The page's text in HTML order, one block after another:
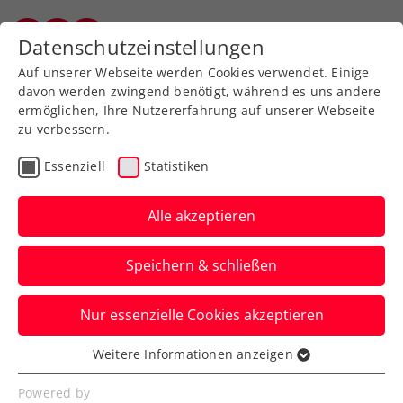
Aktuelle News
News filtern
Datenschutzeinstellungen
Auf unserer Webseite werden Cookies verwendet. Einige
davon werden zwingend benötigt, während es uns andere
ermöglichen, Ihre Nutzererfahrung auf unserer Webseite
zu verbessern.
Essenziell Statistiken
Alle akzeptieren
Speichern & schließen
Nur essenzielle Cookies akzeptieren
Essenziell
Essenzielle Cookies werden für grundlegende
Weitere Informationen anzeigen
Powered by